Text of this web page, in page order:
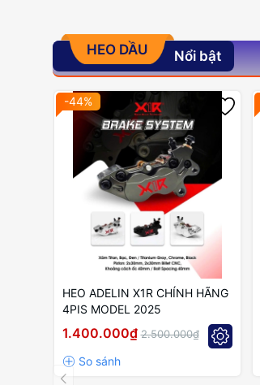
HEO DẦU Nổi bật
-44%
HEO ADELIN X1R CHÍNH HÃNG
4PIS MODEL 2025
1.400.000₫ 2.500.000₫